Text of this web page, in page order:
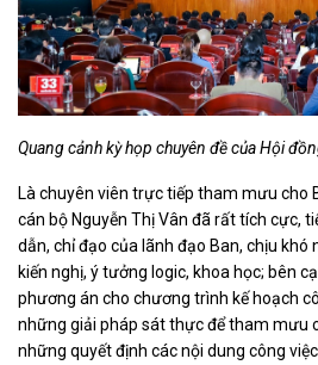
Quang cảnhkỳ họp chuyên đề củaHội
Là chuyên viên trực tiếp tham mưu cho
cán bộ Nguyễn Thị Vân đã rất tích cực,
dẫn, chỉ đạo của lãnh đạo Ban, chịu khó
kiến nghị, ý tưởng logic, khoa học; bên
phương án cho chương trình kế hoạch
những giải pháp sát thực để tham mưu
những quyết định các nội dung công